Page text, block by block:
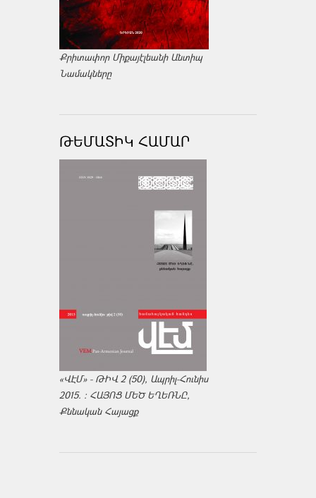
Քրիտափոր Միքայէլեանի Անտիպ
Նամակները
ԹԵՄԱՏԻԿ ՀԱՄԱՐ
«ՎԷՄ» - ԹԻՎ 2 (50), Ապրիլ-Հունիս
2015. : ՀԱՅՈՑ ՄԵԾ ԵՂԵՌՆԸ,
Քննական Հայացք